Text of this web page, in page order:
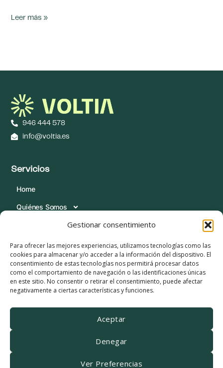
Gestionar consentimiento
Para ofrecer las mejores experiencias, utilizamos tecnologías como las
cookies para almacenar y/o acceder a la información del dispositivo. El
consentimiento de estas tecnologías nos permitirá procesar datos
como el comportamiento de navegación o las identificaciones únicas
en este sitio. No consentir o retirar el consentimiento, puede afectar
negativamente a ciertas características y funciones.
Aceptar
Denegar
Ver Preferencias
Leer más »
946 444 578
info@voltia.es
Servicios
Home
Quiénes Somos
Blog
Contacta
Condiciones Legales